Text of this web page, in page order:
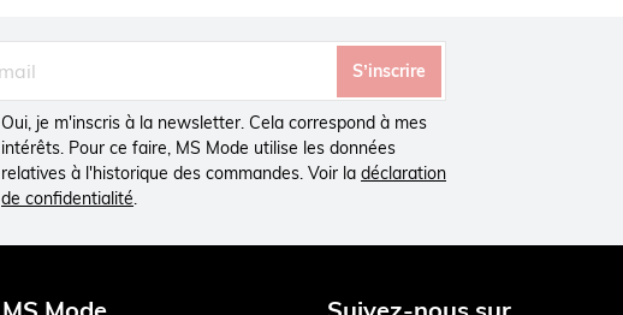
S’inscrire
Oui, je m'inscris à la newsletter. Cela correspond à mes
intérêts. Pour ce faire, MS Mode utilise les données
relatives à l'historique des commandes. Voir la déclaration
de confidentialité.